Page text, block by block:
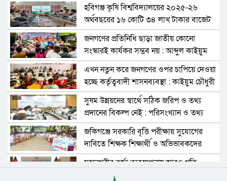
হবিগঞ্জ কৃষি বিশ্ববিদ্যালয়ের ২০২৫-২৬
অর্থবছরের ১৬ কোটি ৩৪ লাখ টাকার বাজেট
ঘোষণা
জনগণের প্রতিনিধি ছাড়া জাতীয় কোনো
সংস্কারই কার্যকর সম্ভব নয় : আব্দুল কাইয়ুম
চৌধুরী
এখন নতুন করে জনগণের ওপর চাপিয়ে দেওয়া
হচ্ছে কর্তৃত্ববাদী শাসনব্যবস্থা : কাইয়ুম চৌধুরী
সুষম উন্নয়নের স্বার্থে সঠিক জরিপ ও তথ্য
প্রদানের বিকল্প নেই : পরিসংখ্যান ও তথ্য
ব্যবস্থাপনা সচিব
জকিগঞ্জে সরকারি বৃত্তি পরীক্ষায় সুযোগের
দাবিতে শিক্ষক শিক্ষার্থী ও অভিভাবকদের
মানববন্ধন
মহানগরীর বর্জ্য ব্যবস্থাপনায় আরও গতি
আনতে নীতিমালা প্রণয়নের উদ্যোগ নিয়েছে